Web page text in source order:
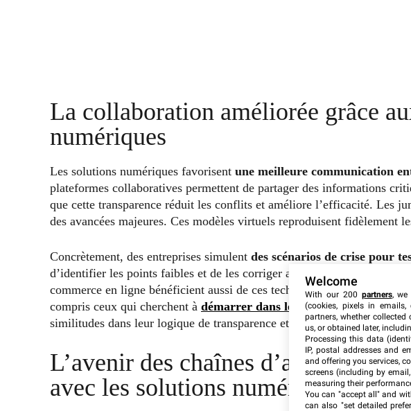
La collaboration améliorée grâce
numériques
Les solutions numériques favorisent une meilleure communication
plateformes collaboratives permettent de partager des informations
que cette transparence réduit les conflits et améliore l’efficacité. Les
des avancées majeures. Ces modèles virtuels reproduisent fidèlement
Concrètement, des entreprises simulent des scénarios de crise pour
d’identifier les points faibles et de les corriger avant qu’un problème
commerce en ligne bénéficient aussi de ces technologies. Certains
compris ceux qui cherchent à démarrer dans le trading de
similitudes dans leur logique de transparence et de précision.
L’avenir des chaînes
avec les solutions numériques
Welcome
With our 200 partners, we
(cookies, pixels in
partners, whether
us, or obtained later,
Processing this data
IP, postal addresses and
and offering you services,
screens (including by
measuring their
You can "accept all" and
can also "set detailed